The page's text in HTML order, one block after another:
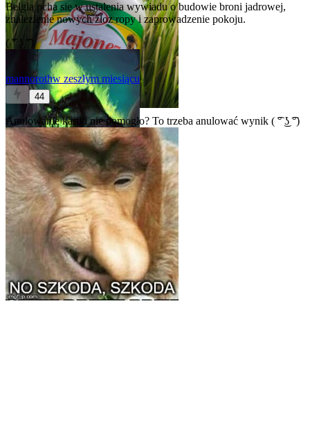
Belgia pcha sie w ustalenia wywiadu o budowie broni jadrowej,
znalezienie nowych zloz ropy i zaprowadzenie pokoju.
( ͡° ͜ʖ ͡°)
mannorothw zeszłym miesiącu
44
Anulowanie kartki nie pomogło? To trzeba anulować wynik ( ͡° ͜ʖ ͡°)